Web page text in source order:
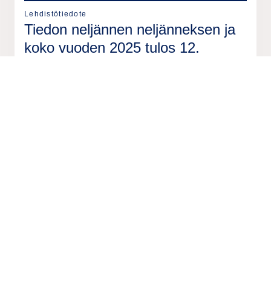
Lehdistötiedote
Tiedon neljännen neljänneksen ja
koko vuoden 2025 tulos 12.